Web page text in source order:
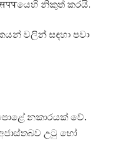
නිකුත් කරයි.
වලින් සඳහා පවා
නකාරයක් වේ.
උටු හෝ